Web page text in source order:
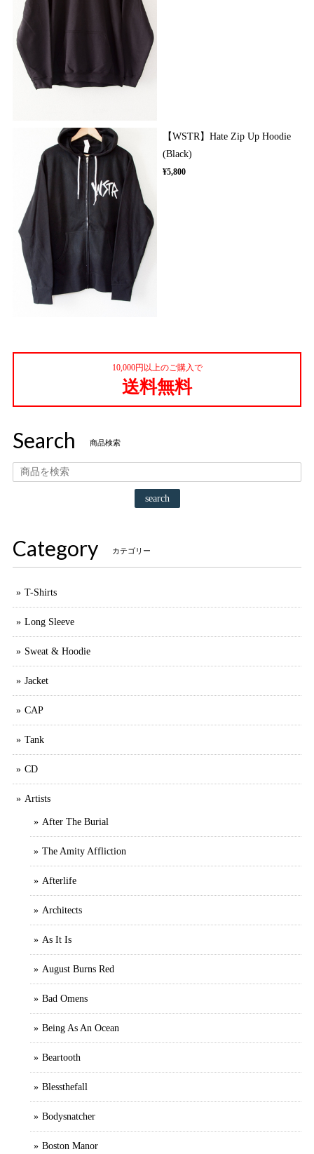
【WSTR】Hate Zip Up Hoodie
(Black)
¥5,800
10,000円以上のご購入で
送料無料
Search 商品検索
search
Category カテゴリー
T-Shirts
Long Sleeve
Sweat & Hoodie
Jacket
CAP
Tank
CD
Artists
After The Burial
The Amity Affliction
Afterlife
Architects
As It Is
August Burns Red
Bad Omens
Being As An Ocean
Beartooth
Blessthefall
Bodysnatcher
Boston Manor